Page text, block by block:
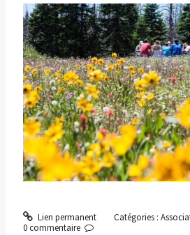
Lien permanent Catégories :
0 commentaire